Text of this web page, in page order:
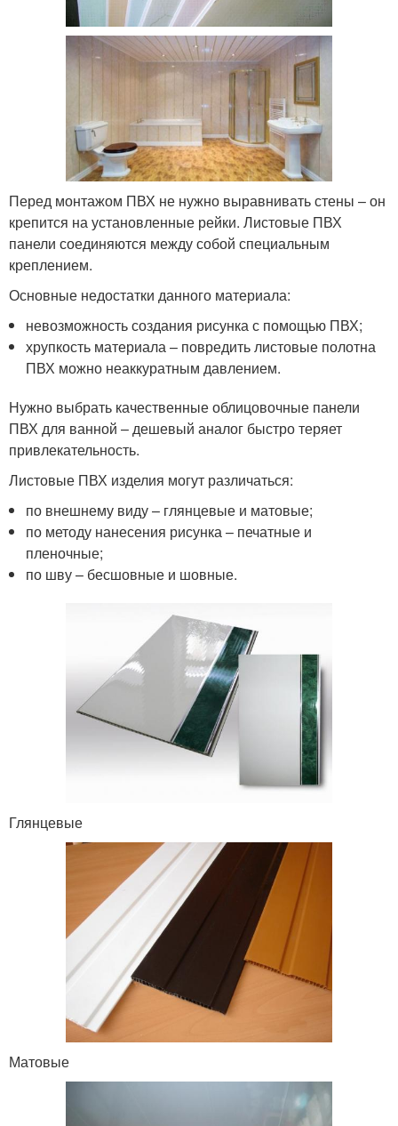
Перед монтажом ПВХ не нужно выравнивать стены – он
крепится на установленные рейки. Листовые ПВХ
панели соединяются между собой специальным
креплением.
Основные недостатки данного материала:
невозможность создания рисунка с помощью ПВХ;
хрупкость материала – повредить листовые полотна
ПВХ можно неаккуратным давлением.
Нужно выбрать качественные облицовочные панели
ПВХ для ванной – дешевый аналог быстро теряет
привлекательность.
Листовые ПВХ изделия могут различаться:
по внешнему виду – глянцевые и матовые;
по методу нанесения рисунка – печатные и
пленочные;
по шву – бесшовные и шовные.
Глянцевые
Матовые